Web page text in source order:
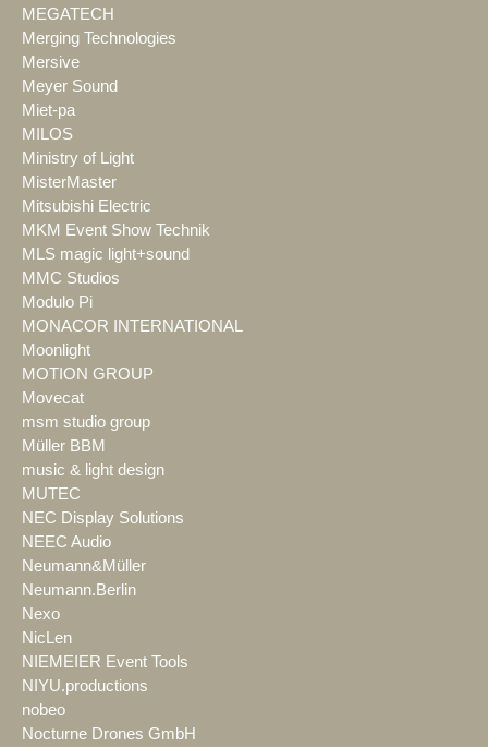
MEGATECH
Merging Technologies
Mersive
Meyer Sound
Miet-pa
MILOS
Ministry of Light
MisterMaster
Mitsubishi Electric
MKM Event Show Technik
MLS magic light+sound
MMC Studios
Modulo Pi
MONACOR INTERNATIONAL
Moonlight
MOTION GROUP
Movecat
msm studio group
Müller BBM
music & light design
MUTEC
NEC Display Solutions
NEEC Audio
Neumann&Müller
Neumann.Berlin
Nexo
NicLen
NIEMEIER Event Tools
NIYU.productions
nobeo
Nocturne Drones GmbH